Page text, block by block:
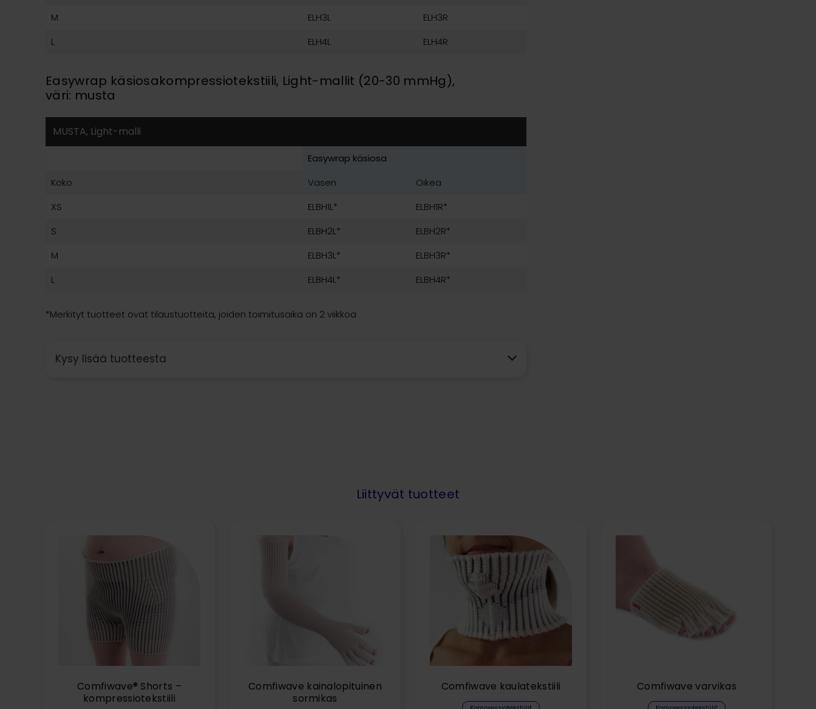
M
ELH3L
ELH3R
L
ELH4L ELH4R
Easywrap käsiosakompressiotekstiili, Light-mallit (20-30 mmHg),
väri: musta
MUSTA, Light-malli
Easywrap käsiosa
Koko
Vasen
Oikea
XS
ELBH1L*
ELBH1R*
S
ELBH2L*
ELBH2R*
M
ELBH3L*
ELBH3R*
L
ELBH4L* ELBH4R*
*Merkityt tuotteet ovat tilaustuotteita, joiden toimitusaika on 2 viikkoa
Kysy lisää tuotteesta
Liittyvät tuotteet
Comfiwave® Shorts –
kompressiotekstiili
Comfiwave kainalopituinen
sormikas
Comfiwave kaulatekstiili Comfiwave varvikas